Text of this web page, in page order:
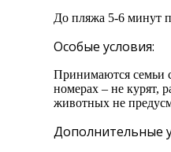
До пляжа 5-6 минут
Особые условия:
Принимаются семьи
номерах – не курят,
животных не
Дополнительные